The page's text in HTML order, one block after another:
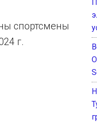
спортсмены
г.